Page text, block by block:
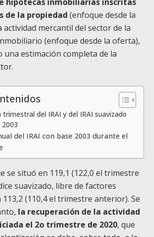
de la propiedad (enfoque desde la
actividad mercantil del sector de la
(enfoque desde la oferta),
estimación completa de la
trimestral del IRAI y del IRAI suavizado
del IRAI con base 2003 durante el
se situó en 119,1 (122,0 el trimestre
suavizado, libre de factores
(110,4 el trimestre anterior). Se
la recuperación de la actividad
el 2o trimestre de 2020, que